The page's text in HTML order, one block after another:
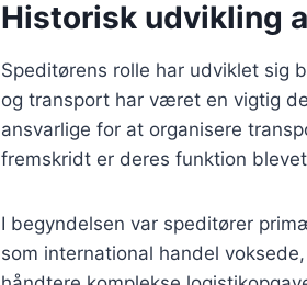
Historisk udvikling
Speditørens rolle har udviklet sig
og transport har været en vigtig
ansvarlige for at organisere
fremskridt er deres funktion
I begyndelsen var speditører
som international handel